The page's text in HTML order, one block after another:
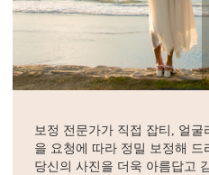
보정 전문가가 직접 잡티, 얼
을 요청에 따라 정밀 보정해 드
당신의 사진을 더욱 아름답고